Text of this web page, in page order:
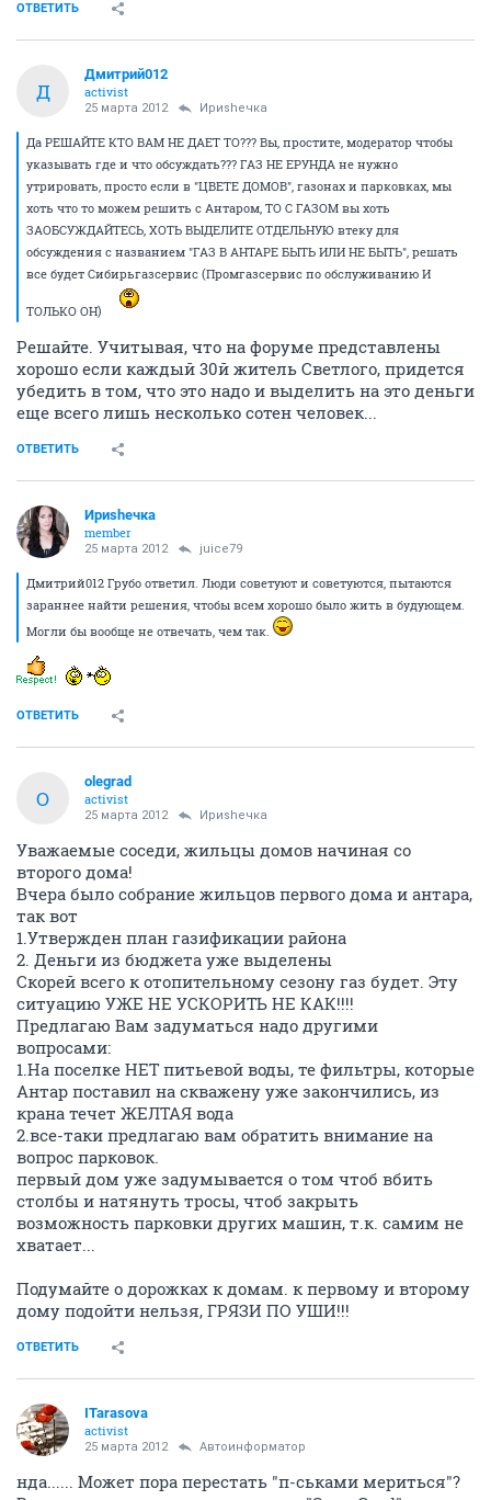
ОТВЕТИТЬ
Д
Дмитрий012
activist
25 марта 2012 Ириshечка
Да РЕШАЙТЕ КТО ВАМ НЕ ДАЕТ ТО??? Вы, простите, модератор чтобы
указывать где и что обсуждать??? ГАЗ НЕ ЕРУНДА не нужно
утрировать, просто если в "ЦВЕТЕ ДОМОВ", газонах и парковках, мы
хоть что то можем решить с Антаром, ТО С ГАЗОМ вы хоть
ЗАОБСУЖДАЙТЕСЬ, ХОТЬ ВЫДЕЛИТЕ ОТДЕЛЬНУЮ втеку для
обсуждения с названием "ГАЗ В АНТАРЕ БЫТЬ ИЛИ НЕ БЫТЬ", решать
все будет Сибирьгазсервис (Промгазсервис по обслуживанию И
ТОЛЬКО ОН)
Решайте. Учитывая, что на форуме представлены
хорошо если каждый 30й житель Светлого, придется
убедить в том, что это надо и выделить на это деньги
еще всего лишь несколько сотен человек...
ОТВЕТИТЬ
Ириshечка
member
25 марта 2012 juice79
Дмитрий012 Грубо ответил. Люди советуют и советуются, пытаются
зараннее найти решения, чтобы всем хорошо было жить в будующем.
Могли бы вообще не отвечать, чем так.
ОТВЕТИТЬ
O
olegrad
activist
25 марта 2012 Ириshечка
Уважаемые соседи, жильцы домов начиная со
второго дома!
Вчера было собрание жильцов первого дома и антара,
так вот
1.Утвержден план газификации района
2. Деньги из бюджета уже выделены
Скорей всего к отопительному сезону газ будет. Эту
ситуацию УЖЕ НЕ УСКОРИТЬ НЕ КАК!!!!
Предлагаю Вам задуматься надо другими
вопросами:
1.На поселке НЕТ питьевой воды, те фильтры, которые
Антар поставил на скважену уже закончились, из
крана течет ЖЕЛТАЯ вода
2.все-таки предлагаю вам обратить внимание на
вопрос парковок.
первый дом уже задумывается о том чтоб вбить
столбы и натянуть тросы, чтоб закрыть
возможность парковки других машин, т.к. самим не
хватает...
Подумайте о дорожках к домам. к первому и второму
дому подойти нельзя, ГРЯЗИ ПО УШИ!!!
ОТВЕТИТЬ
ITarasova
activist
25 марта 2012 Автоинформатор
нда...... Может пора перестать "п-ськами мериться"?